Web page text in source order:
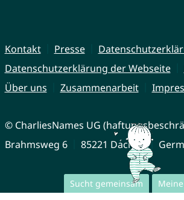
Sucht gemeinsam
Kontakt Presse
Datenschutzerklärung der Webseite
Über uns
Zusammenarbeit
© CharliesNames UG
Brahmsweg 6
85221 Dachau